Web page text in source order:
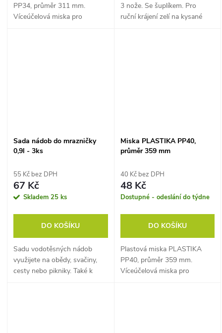
PP34, průměr 311 mm.
Víceúčelová miska pro
3 nože. Se šuplíkem. Pro
ruční krájení zelí na kysané
Sada nádob do mrazničky
0,9l - 3ks
55 Kč bez DPH
67 Kč
Skladem 25 ks
DO KOŠÍKU
Sadu vodotěsných nádob
využijete na obědy, svačiny,
cesty nebo pikniky. Také k
Miska PLASTIKA PP40,
průměr 359 mm
40 Kč bez DPH
48 Kč
Dostupné - odeslání do týdne
DO KOŠÍKU
Plastová miska PLASTIKA
PP40, průměr 359 mm.
Víceúčelová miska pro